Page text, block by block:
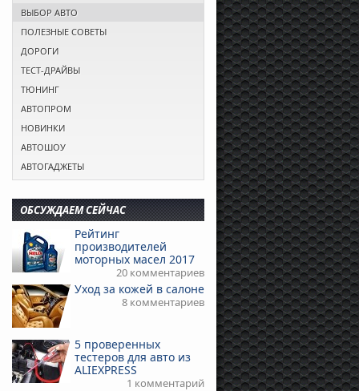
ВЫБОР АВТО
ПОЛЕЗНЫЕ СОВЕТЫ
ДОРОГИ
ТЕСТ-ДРАЙВЫ
ТЮНИНГ
АВТОПРОМ
НОВИНКИ
АВТОШОУ
АВТОГАДЖЕТЫ
ОБСУЖДАЕМ СЕЙЧАС
Рейтинг
производителей
моторных масел 2017
20 комментариев
Уход за кожей в салоне
8 комментариев
5 проверенных
тестеров для авто из
ALIEXPRESS
1 комментарий